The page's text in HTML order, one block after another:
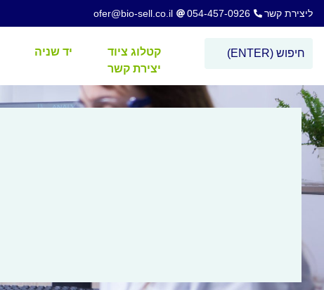
ליצירת קשר 054-457-0926
ofer@bio-sell.co.il
קטלוג ציוד יד שניה
יצירת קשר